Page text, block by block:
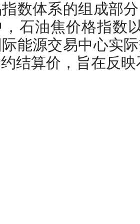
数体系的组成部
石油焦价格指数
能源交易中心实
结算价，旨在反